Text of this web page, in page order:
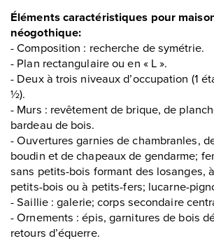
Éléments caractéristiques pour
néogothique:
- Composition : recherche de symétrie.
- Plan rectangulaire ou en « L ».
- Deux à trois niveaux d’occupation (1
½).
- Murs : revêtement de brique, de
bardeau de bois.
- Ouvertures garnies de chambranles,
boudin et de chapeaux de gendarme;
sans petits-bois formant des losanges,
petits-bois ou à petits-fers; lucarne-
- Saillie : galerie; corps secondaire
- Ornements : épis, garnitures de bois
retours d’équerre.